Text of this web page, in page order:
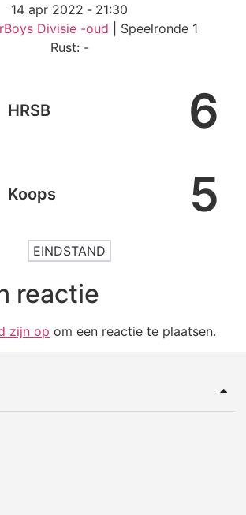
14 apr 2022 - 21:30
Divisie -oud
| Speelronde 1
Rust: -
HRSB 6
Koops 5
EINDSTAND
reactie
zijn op om een reactie te plaatsen.